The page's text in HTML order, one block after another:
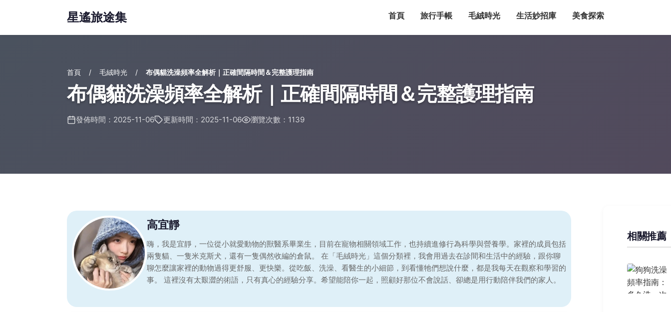
星遙旅途集 首頁 旅行手帳 毛絨時光 生活妙招庫 美食探索
首頁 毛絨時光 布偶貓洗澡頻率全解析｜正確間隔時間＆完整護理指南
布偶貓洗澡頻率全解析｜正確間隔時間＆完整護理指南
發佈時間：2025-11-06 更新時間：2025-11-06 瀏覽次數：1139
高宜靜
嗨，我是宜靜，一位從小就愛動物的獸醫系畢業生，目前在寵物相關領域工作，也持續進修行為科學與營養學。家裡的成員包括
兩隻貓、一隻米克斯犬，還有一隻偶然收編的倉鼠。 在「毛絨時光」這個分類裡，我會用過去在診間和生活中的經驗，跟你聊
聊怎麼讓家裡的動物過得更舒服、更快樂。從吃飯、洗澡、看醫生的小細節，到看懂牠們想說什麼，都是我每天在觀察和學習的
事。 這裡沒有太艱澀的術語，只有真心的經驗分享。希望能陪你一起，照顧好那位不會說話、卻總是用行動陪伴我們的家人。
相關推薦